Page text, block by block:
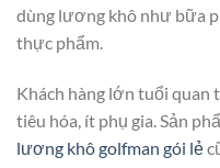
dùng lương khô như bữa
thực phẩm.
Khách hàng lớn tuổi quan
tiêu hóa, ít phụ gia. Sản
lương khô golfman gói lẻ